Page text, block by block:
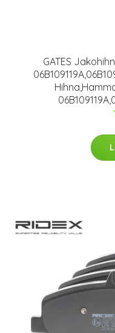
GATES